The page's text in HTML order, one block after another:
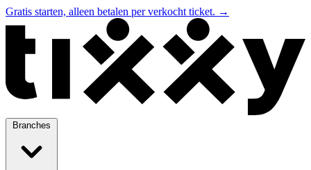
Gratis starten, alleen betalen per verkocht ticket. →
Branches